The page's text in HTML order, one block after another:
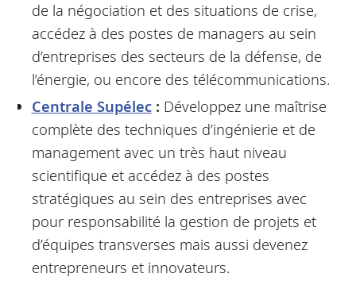
de la négociation et des situations de crise,
accédez à des postes de managers au sein
d’entreprises des secteurs de la défense, de
l’énergie, ou encore des télécommunications.
Centrale Supélec: Développez une maîtrise
complète des techniques d’ingénierie et de
management avec un très haut niveau
scientifique et accédez à des postes
stratégiques au sein des entreprises avec
pour responsabilité la gestion de projets et
d’équipes transverses mais aussi devenez
entrepreneurs et innovateurs.